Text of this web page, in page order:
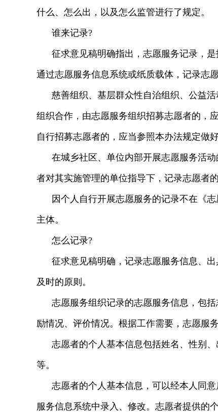
什么、怎么出，以及怎么监管进行了规定。
谁来记录?
征求意见稿明确指出，志愿服务记录，
通过志愿服务信息系统或纸质载体，记录志
慈善组织、基层群众性自治组织、公益
组织合作，由志愿服务组织招募志愿者的，
自行招募志愿者的，应当参照本办法规定做
在城乡社区、单位内部开展志愿服务活
者对其实施管理的单位指导下，记录志愿者
因个人自行开展志愿服务的记录不在《
主体。
怎么记录?
征求意见稿明确，记录志愿服务信息、
及时的原则。
志愿服务组织记录的志愿服务信息，包
励情况、评价情况。根据工作需要，志愿服
志愿者的个人基本信息包括姓名、性别
等。
志愿者的个人基本信息，可以经本人同
服务信息系统中录入、修改。志愿者提供的